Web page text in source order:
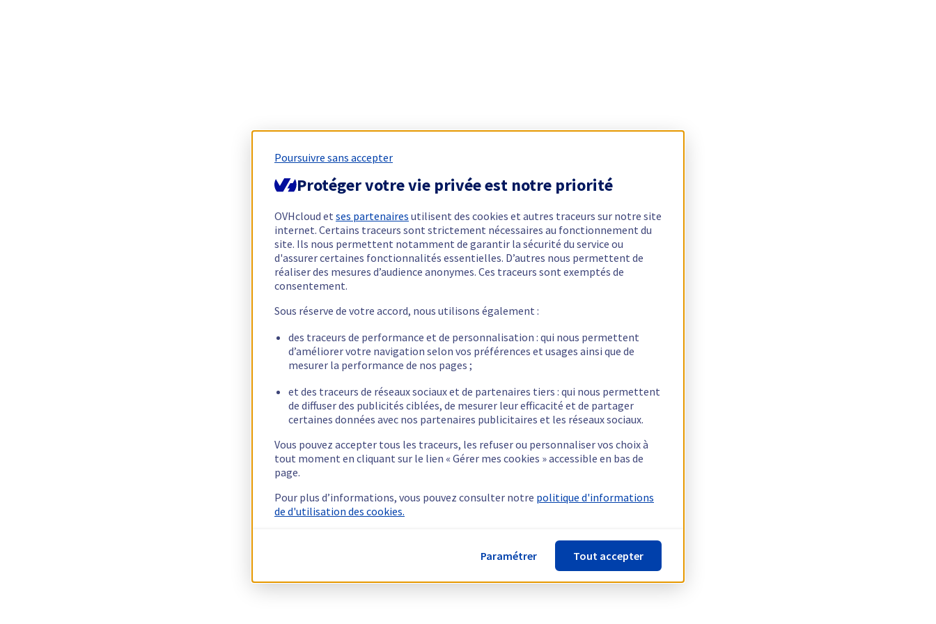
Poursuivre sans accepter
Protéger votre vie privée est notre priorité
OVHcloud et ses partenaires utilisent des cookies et autres traceurs sur notre site
internet. Certains traceurs sont strictement nécessaires au fonctionnement du
site. Ils nous permettent notamment de garantir la sécurité du service ou
d'assurer certaines fonctionnalités essentielles. D’autres nous permettent de
réaliser des mesures d’audience anonymes. Ces traceurs sont exemptés de
consentement.
Sous réserve de votre accord, nous utilisons également :
des traceurs de performance et de personnalisation : qui nous permettent
d’améliorer votre navigation selon vos préférences et usages ainsi que de
mesurer la performance de nos pages ;
et des traceurs de réseaux sociaux et de partenaires tiers : qui nous permettent
de diffuser des publicités ciblées, de mesurer leur efficacité et de partager
certaines données avec nos partenaires publicitaires et les réseaux sociaux.
Vous pouvez accepter tous les traceurs, les refuser ou personnaliser vos choix à
tout moment en cliquant sur le lien « Gérer mes cookies » accessible en bas de
page.
Pour plus d’informations, vous pouvez consulter notre politique d'informations
de d'utilisation des cookies.
Paramétrer Tout accepter